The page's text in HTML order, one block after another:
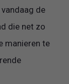
de
die net zo
manieren te